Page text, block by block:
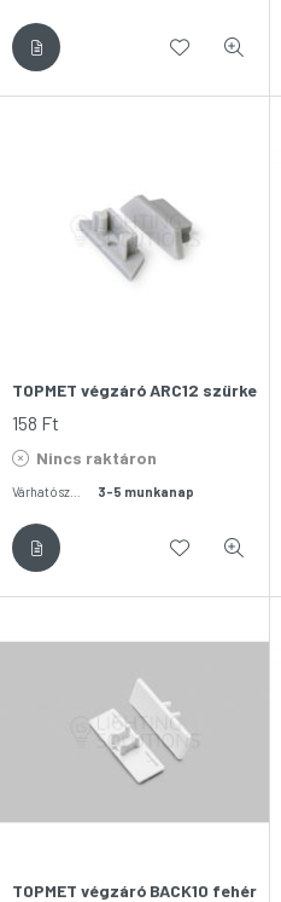
TOPMET végzáró ARC12 szürke
158 Ft
Nincs raktáron
3-5 munkanap
TOPMET végzáró BACK10 fehér